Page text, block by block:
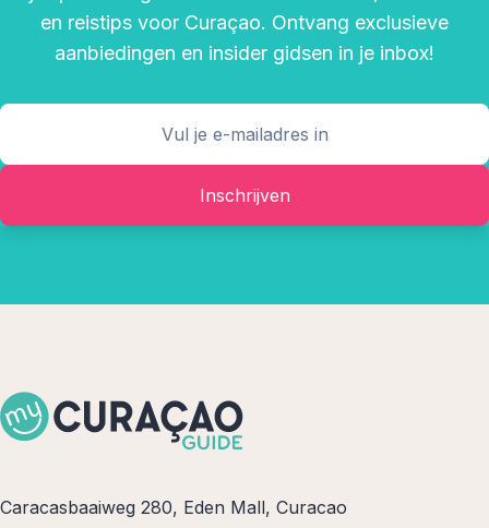
en reistips voor Curaçao. Ontvang exclusieve
aanbiedingen en insider gidsen in je inbox!
Inschrijven
Caracasbaaiweg 280, Eden Mall, Curacao